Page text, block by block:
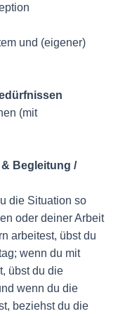
und (eigener)
(mit
Begleitung /
die Situation so
oder deiner Arbeit
arbeitest, übst du
wenn du mit
übst du die
wenn du die
beziehst du die